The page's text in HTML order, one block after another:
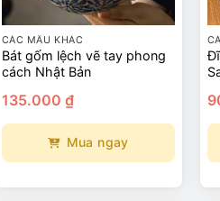
CÁC MẪU KHÁC
Bát gốm lệch vẽ tay phong
cách Nhật Bản
135.000 ₫
Mua ngay
phẩm